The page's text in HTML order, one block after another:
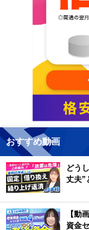
おすすめ動画
どう
丈夫”
【動
資金